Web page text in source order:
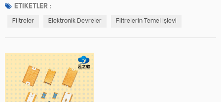
"trafik kontrolörleri" gibi davranarak, frekans yollarını yöneterek sistem
performansını optimize ederler. Belirli işlevler üç ana başlık altında
ETIKETLER :
Filtreler Elektronik Devreler Filtrelerin Temel Işlevi